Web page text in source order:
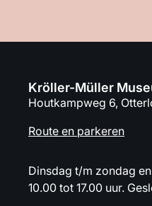
Kröller-Müller
Houtkampweg 6,
Route en parkeren
Dinsdag t/m zondag
10.00 tot 17.00 uur.